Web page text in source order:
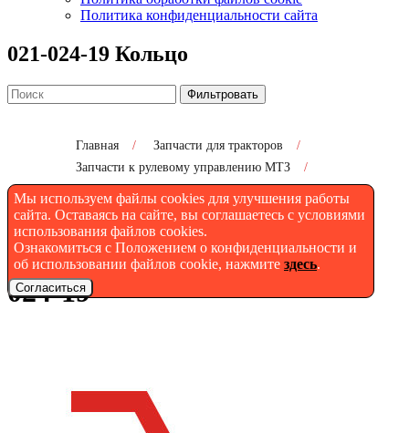
Мы используем файлы cookies для улучшения работы
сайта. Оставаясь на сайте, вы соглашаетесь с условиями
использования файлов cookies.
Ознакомиться с Положением о конфиденциальности и
об использовании файлов cookie, нажмите здесь.
Согласиться
Политика конфиденциальности сайта
021-024-19 Кольцо
Фильтровать
Главная / Запчасти для тракторов
/
Запчасти к рулевому управлению МТЗ
/
021-024-19 Кольцо
Кольцо МТЗ Беларус - 021-
024-19